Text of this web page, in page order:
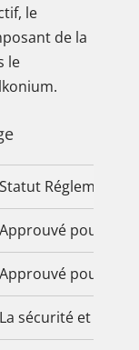
le
de la
le
Statut
Approuvé pour
Approuvé pour
La sécurité et